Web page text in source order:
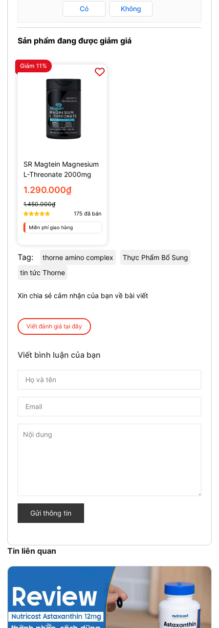
Có Không
Sản phẩm đang được giảm giá
Giảm 11%
SR Magtein Magnesium
L-Threonate 2000mg
(135 Viên)
1.290.000₫
1.450.000₫
175 đã bán
Miễn phí giao hàng
Tag: thorne amino complex
Thực Phẩm Bổ Sung
tin tức Thorne
Xin chia sẻ cảm nhận của bạn về bài viết
Viết đánh giá tại đây
Viết bình luận của bạn
Gửi thông tin
Tin liên quan